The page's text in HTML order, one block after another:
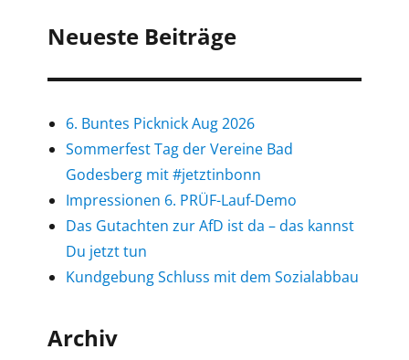
Neueste Beiträge
6. Buntes Picknick Aug 2026
Sommerfest Tag der Vereine Bad
Godesberg mit #jetztinbonn
Impressionen 6. PRÜF-Lauf-Demo
Das Gutachten zur AfD ist da – das kannst
Du jetzt tun
Kundgebung Schluss mit dem Sozialabbau
Archiv